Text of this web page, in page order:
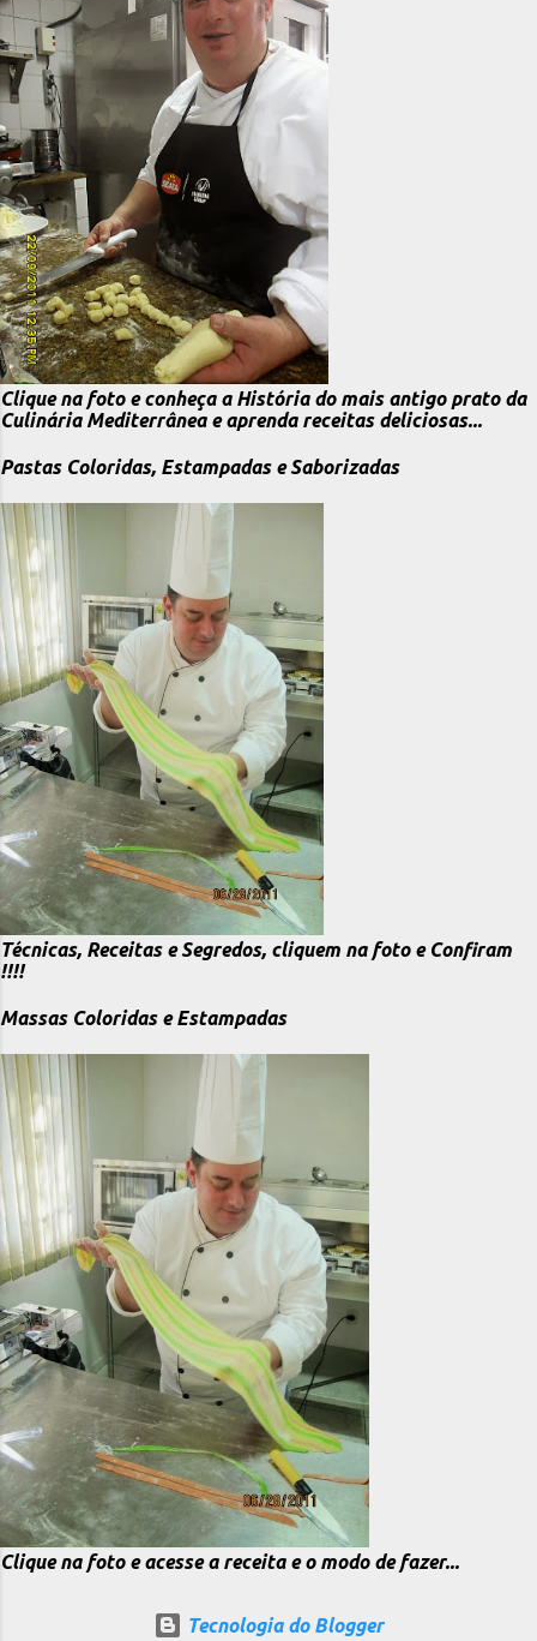
Clique na foto e conheça a História do mais antigo prato da
Culinária Mediterrânea e aprenda receitas deliciosas...
Pastas Coloridas, Estampadas e Saborizadas
Técnicas, Receitas e Segredos, cliquem na foto e Confiram
!!!!
Massas Coloridas e Estampadas
Clique na foto e acesse a receita e o modo de fazer...
Tecnologia do Blogger